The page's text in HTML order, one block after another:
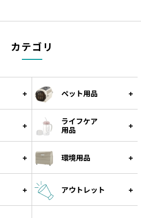
カテゴリ
ペット用品
ライフケア
用品
環境用品
アウトレット